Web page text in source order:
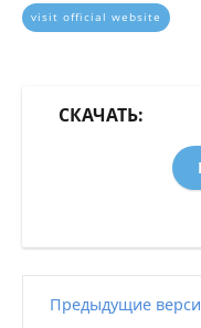
visit official website
СКАЧАТЬ:
Предыдущие